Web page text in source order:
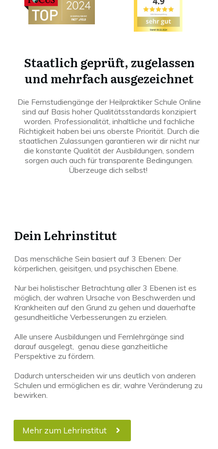
Staatlich geprüft, zugelassen
und mehrfach ausgezeichnet
Die Fernstudiengänge der Heilpraktiker Schule Online
sind auf Basis hoher Qualitätsstandards konzipiert
worden. Professionalität, inhaltliche und fachliche
Richtigkeit haben bei uns oberste Priorität. Durch die
staatlichen Zulassungen garantieren wir dir nicht nur
die konstante Qualität der Ausbildungen, sondern
sorgen auch auch für transparente Bedingungen.
Überzeuge dich selbst!
Dein Lehrinstitut
Das menschliche Sein basiert auf 3 Ebenen: Der
körperlichen, geisitgen, und psychischen Ebene.
Nur bei holistischer Betrachtung aller 3 Ebenen ist es
möglich, der wahren Ursache von Beschwerden und
Krankheiten auf den Grund zu gehen und dauerhafte
gesundheitliche Verbesserungen zu erzielen.
Alle unsere Ausbildungen und Fernlehrgänge sind
darauf ausgelegt, genau diese ganzheitliche
Perspektive zu fördern.
Dadurch unterscheiden wir uns deutlich von anderen
Schulen und ermöglichen es dir, wahre Veränderung zu
bewirken.
Mehr zum Lehrinstitut